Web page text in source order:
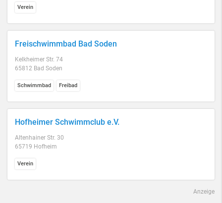
Verein
Freischwimmbad Bad Soden
Kelkheimer Str. 74
65812 Bad Soden
Schwimmbad Freibad
Hofheimer Schwimmclub e.V.
Altenhainer Str. 30
65719 Hofheim
Verein
Anzeige